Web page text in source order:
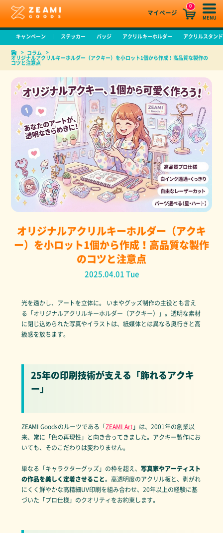
MENU
マイページ
0
キャンペーン ステッカー バッジ アクリルキーホルダー アクリルスタンド
コラム
オリジナルアクリルキーホルダー（アクキー）を小ロット1個から作成！高品質な製作の
コツと注意点
オリジナルアクリルキーホルダー（アクキ
ー）を小ロット1個から作成！高品質な製作
のコツと注意点
2025.04.01 Tue
光を透かし、アートを立体に。 いまやグッズ制作の主役とも言え
る「オリジナルアクリルキーホルダー（アクキー）」。透明な素材
に閉じ込められた写真やイラストは、紙媒体とは異なる奥行きと高
級感を放ちます。
25年の印刷技術が支える「飾れるアクキ
ー」
ZEAMI Goodsのルーツである「ZEAMI Art」は、2001年の創業以
来、常に「色の再現性」と向き合ってきました。アクキー製作にお
いても、そのこだわりは変わりません。
単なる「キャラクターグッズ」の枠を超え、 写真家やアーティスト
の作品を美しく定着させること。高透明度のアクリル板と、剥がれ
にくく鮮やかな高精細UV印刷を組み合わせ、20年以上の経験に基
づいた「プロ仕様」のクオリティをお約束します。